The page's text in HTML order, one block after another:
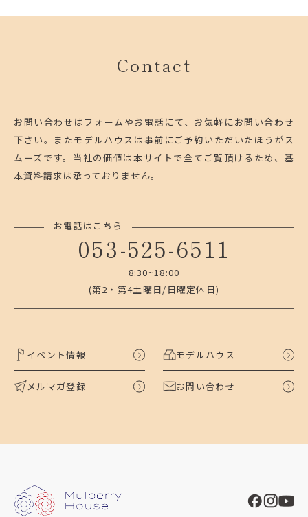
Contact
お問い合わせはフォームやお電話にて、お気軽にお問い合わせ
下さい。 またモデルハウスは事前にご予約いただいたほうがス
ムーズです。 当社の価値は本サイトで全てご覧頂けるため、基
本資料請求は承っておりません。
お電話はこちら
053-525-6511
8:30~18:00
(第2・第4土曜日/日曜定休日)
イベント情報 モデルハウス
メルマガ登録 お問い合わせ